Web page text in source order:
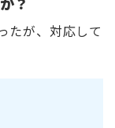
たが、対応して